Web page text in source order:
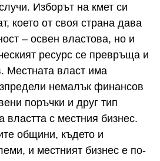
Изборът на кмет си
което от своя страна дава
– освен властова, но и
ресурс се превръща и
Местната власт има
немалък финансов
поръчки и друг тип
властта с местния бизнес.
общини, където и
и местният бизнес е по-